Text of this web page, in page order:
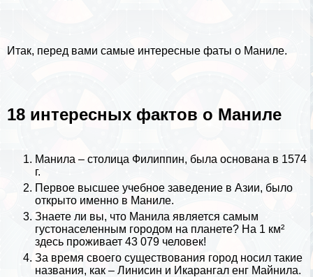
Итак, перед вами самые интересные фаты о Маниле.
18 интересных фактов о Маниле
Манила – столица Филиппин, была основана в 1574
г.
Первое высшее учебное заведение в Азии, было
открыто именно в Маниле.
Знаете ли вы, что Манила является самым
густонаселенным городом на планете? На 1 км²
здесь проживает 43 079 человек!
За время своего существования город носил такие
названия, как – Линисин и Икарангал енг Майнила.